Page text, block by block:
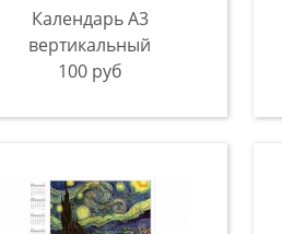
Календарь А3
вертикальный
100 руб